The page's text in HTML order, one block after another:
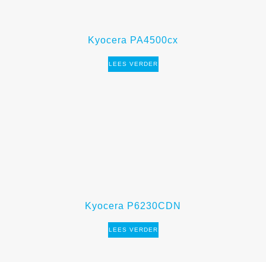
Kyocera PA4500cx
LEES VERDER
Kyocera P6230CDN
LEES VERDER